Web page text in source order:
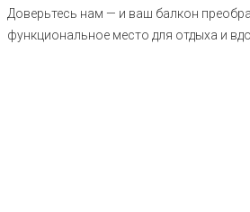
Доверьтесь нам — и ваш балкон
функциональное место для отдыха и